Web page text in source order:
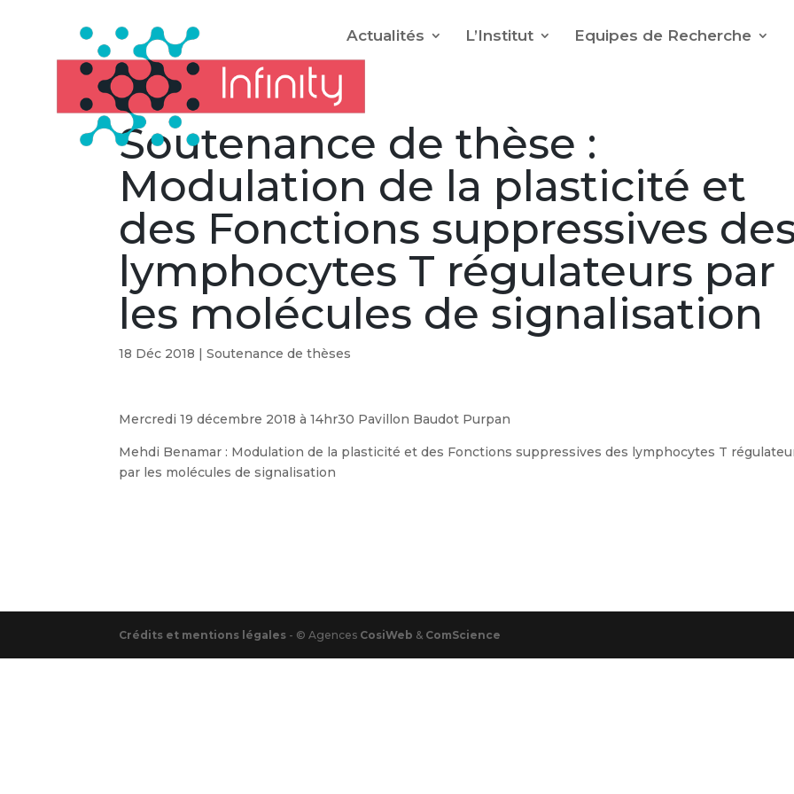
Actualités L’Institut Equipes de Recherche
Soutenance de thèse :
Modulation de la plasticité et
des Fonctions suppressives
lymphocytes T régulateurs par
les molécules de signalisation
18 Déc 2018 |Soutenance de thèses
Mercredi 19 décembre 2018 à 14hr30 Pavillon Baudot Purpan
Mehdi Benamar : Modulation de la plasticité et des Fonctions suppressives des lymphocytes T
par les molécules de signalisation
Crédits et mentions légales - © Agences CosiWeb & ComScience